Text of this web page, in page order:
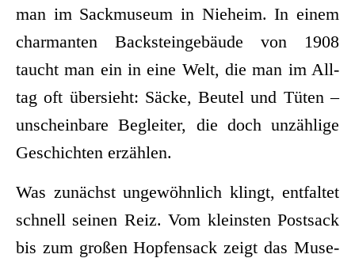
man im Sack­mu­se­um in Nie­heim. In einem
char­man­ten Back­stein­ge­bäu­de von 1908
taucht man ein in eine Welt, die man im All­
tag oft über­sieht: Säcke, Beu­tel und Tüten –
unschein­ba­re Beglei­ter, die doch unzäh­li­ge
Geschich­ten erzählen.
Was zunächst unge­wöhn­lich klingt, ent­fal­tet
schnell sei­nen Reiz. Vom kleins­ten Post­sack
bis zum gro­ßen Hop­fen­sack zeigt das Muse­